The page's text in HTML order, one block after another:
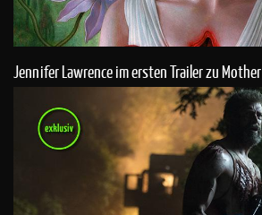
Jennifer Lawrence im ersten Trailer zu Mother